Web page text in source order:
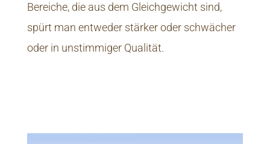
Bereiche, die aus dem Gleichgewicht sind,
spürt man entweder stärker oder schwächer
oder in unstimmiger Qualität.